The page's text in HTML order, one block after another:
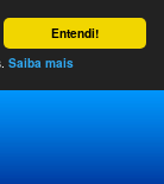
Entendi!
Saiba mais